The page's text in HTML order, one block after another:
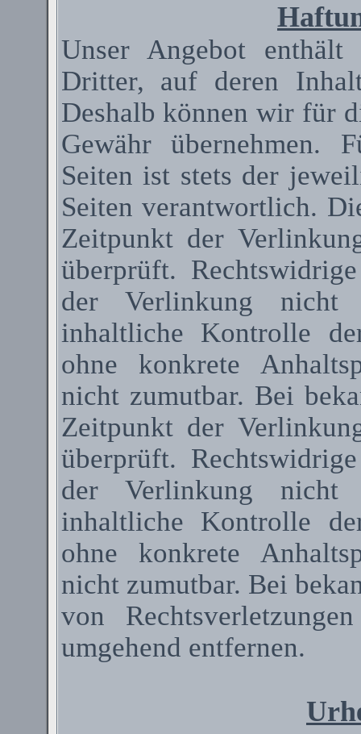
Unser Angebot
Dritter, auf deren
Deshalb können wir für
Gewähr übernehmen.
Seiten ist stets der
Seiten verantwortlich.
Zeitpunkt der
überprüft.
der Verlinkung nicht
inhaltliche Kontrolle
ohne konkrete
nicht zumutbar. Bei
Zeitpunkt der
überprüft.
der Verlinkung nicht
inhaltliche Kontrolle
ohne konkrete
nicht zumutbar. Bei
von
umgehend entfernen.